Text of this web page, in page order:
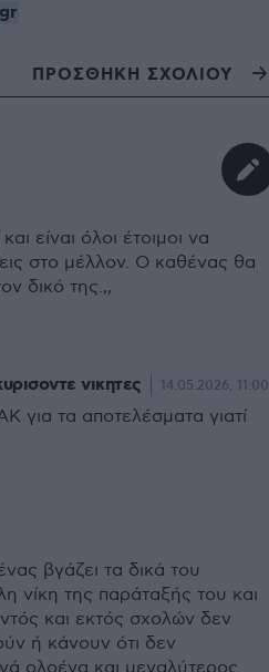
ΠΡΟΣΘΗΚΗ ΣΧΟΛΙΟΥ
είναι όλοι έτοιμοι να
στο μέλλον. Ο καθένας θα
δικό της.,,
νικητες 14.05.2026, 11:00
για τα αποτελέσματα γιατί
βγάζει τα δικά του
νίκη της παράταξής του και
και εκτός σχολών δεν
ή κάνουν ότι δεν